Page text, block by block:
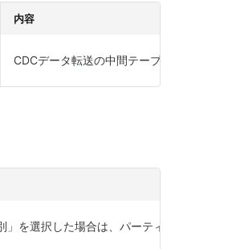
内容
CDCデータ転送の中間テーブルを保存する
を選択した場合は、パーティショニング